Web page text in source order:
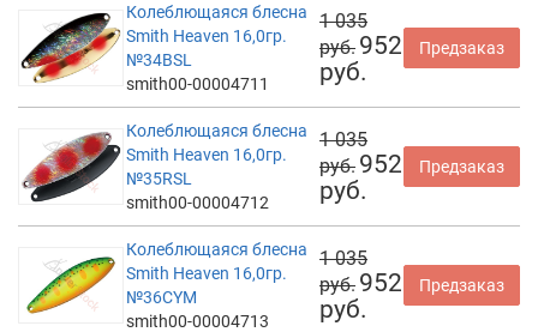
Колеблющаяся блесна
Smith Heaven 16,0гр.
№34BSL
smith00-00004711
1 035
руб. 952
руб.
Предзаказ
Колеблющаяся блесна
Smith Heaven 16,0гр.
№35RSL
smith00-00004712
1 035
руб. 952
руб.
Предзаказ
Колеблющаяся блесна
Smith Heaven 16,0гр.
№36CYM
smith00-00004713
1 035
руб. 952
руб.
Предзаказ